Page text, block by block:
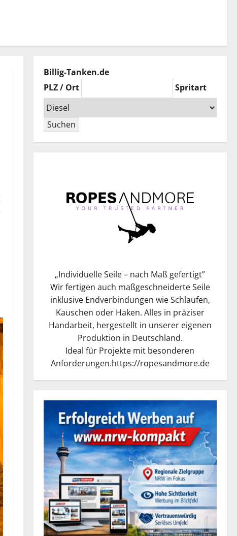
Billig-Tanken.de
PLZ / Ort
Spritart
Suchen
„Individuelle Seile – nach Maß gefertigt”
Wir fertigen auch maßgeschneiderte Seile
inklusive Endverbindungen wie Schlaufen,
Kauschen oder Haken. Alles in präziser
Handarbeit, hergestellt in unserer eigenen
Produktion in Deutschland.
Ideal für Projekte mit besonderen
Anforderungen.https://ropesandmore.de